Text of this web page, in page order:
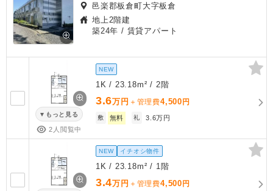
邑楽郡板倉町大字板倉
地上2階建
築24年 / 賃貸アパート
もっと見る
2人閲覧中
NEW
1K / 23.18m² / 2階
3.6万円 ＋管理費4,500 円
敷 無料 礼 3.6万円
NEW イチオシ物件
1K / 23.18m² / 1階
3.4万円 ＋管理費4,500 円